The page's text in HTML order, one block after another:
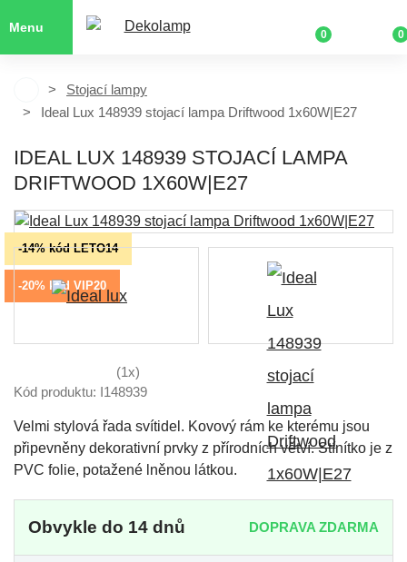
Menu
0 0
Stojací lampy
Ideal Lux 148939 stojací lampa Driftwood 1x60W|E27
IDEAL LUX 148939 STOJACÍ LAMPA
DRIFTWOOD 1X60W|E27
-14% kód LETO14
-20% kód VIP20
(1x)
Kód produktu: I148939
Velmi stylová řada svítidel. Kovový rám ke kterému jsou
připevněny dekorativní prvky z přírodních větví. Stínítko je z
PVC folie, potažené lněnou látkou.
Obvykle do 14 dnů DOPRAVA ZDARMA